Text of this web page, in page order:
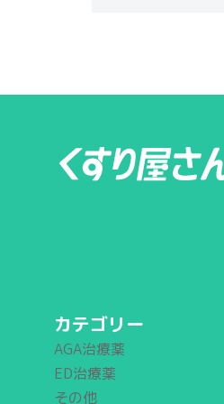
カテゴリー
AGA治療薬
ED治療薬
その他